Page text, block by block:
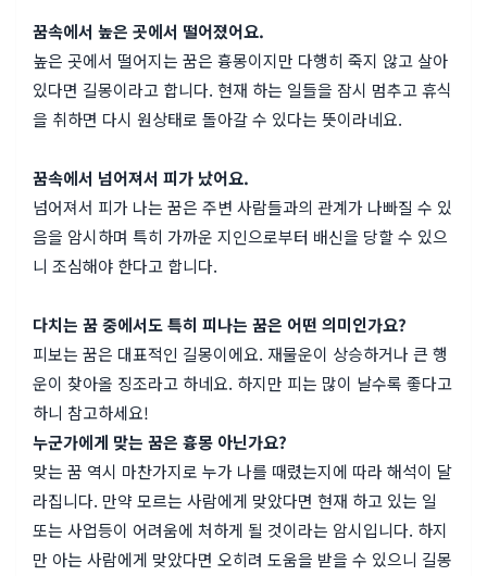
꿈속에서 높은 곳에서 떨어졌어요.
높은 곳에서 떨어지는 꿈은 흉몽이지만 다행히 죽지 않고 살아
있다면 길몽이라고 합니다. 현재 하는 일들을 잠시 멈추고 휴식
을 취하면 다시 원상태로 돌아갈 수 있다는 뜻이라네요.
꿈속에서 넘어져서 피가 났어요.
넘어져서 피가 나는 꿈은 주변 사람들과의 관계가 나빠질 수 있
음을 암시하며 특히 가까운 지인으로부터 배신을 당할 수 있으
니 조심해야 한다고 합니다.
다치는 꿈 중에서도 특히 피나는 꿈은 어떤 의미인가요?
피보는 꿈은 대표적인 길몽이에요. 재물운이 상승하거나 큰 행
운이 찾아올 징조라고 하네요. 하지만 피는 많이 날수록 좋다고
하니 참고하세요!
누군가에게 맞는 꿈은 흉몽 아닌가요?
맞는 꿈 역시 마찬가지로 누가 나를 때렸는지에 따라 해석이 달
라집니다. 만약 모르는 사람에게 맞았다면 현재 하고 있는 일
또는 사업등이 어려움에 처하게 될 것이라는 암시입니다. 하지
만 아는 사람에게 맞았다면 오히려 도움을 받을 수 있으니 길몽